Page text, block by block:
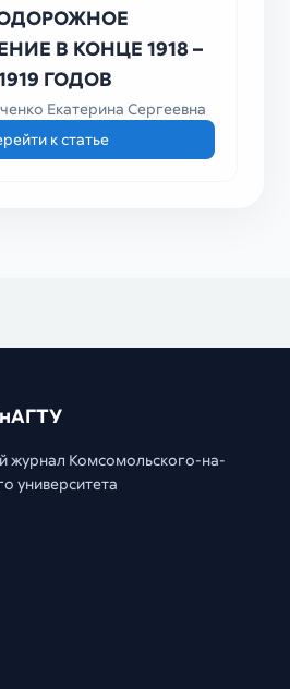
В КОНЦЕ 1918 –
ГОДОВ
Екатерина Сергеевна
к статье
журнал Комсомольского-на-
университета